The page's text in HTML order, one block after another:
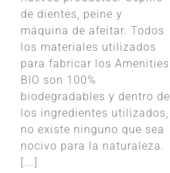
de dientes, peine y
máquina de afeitar. Todos
los materiales utilizados
para fabricar los Amenities
BIO son 100%
biodegradables y dentro de
los ingredientes utilizados,
no existe ninguno que sea
nocivo para la naturaleza.
[...]